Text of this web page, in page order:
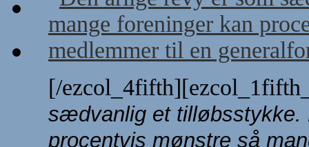
[/
sædvanlig et tilløbsstykke.
procentvis mønstre så